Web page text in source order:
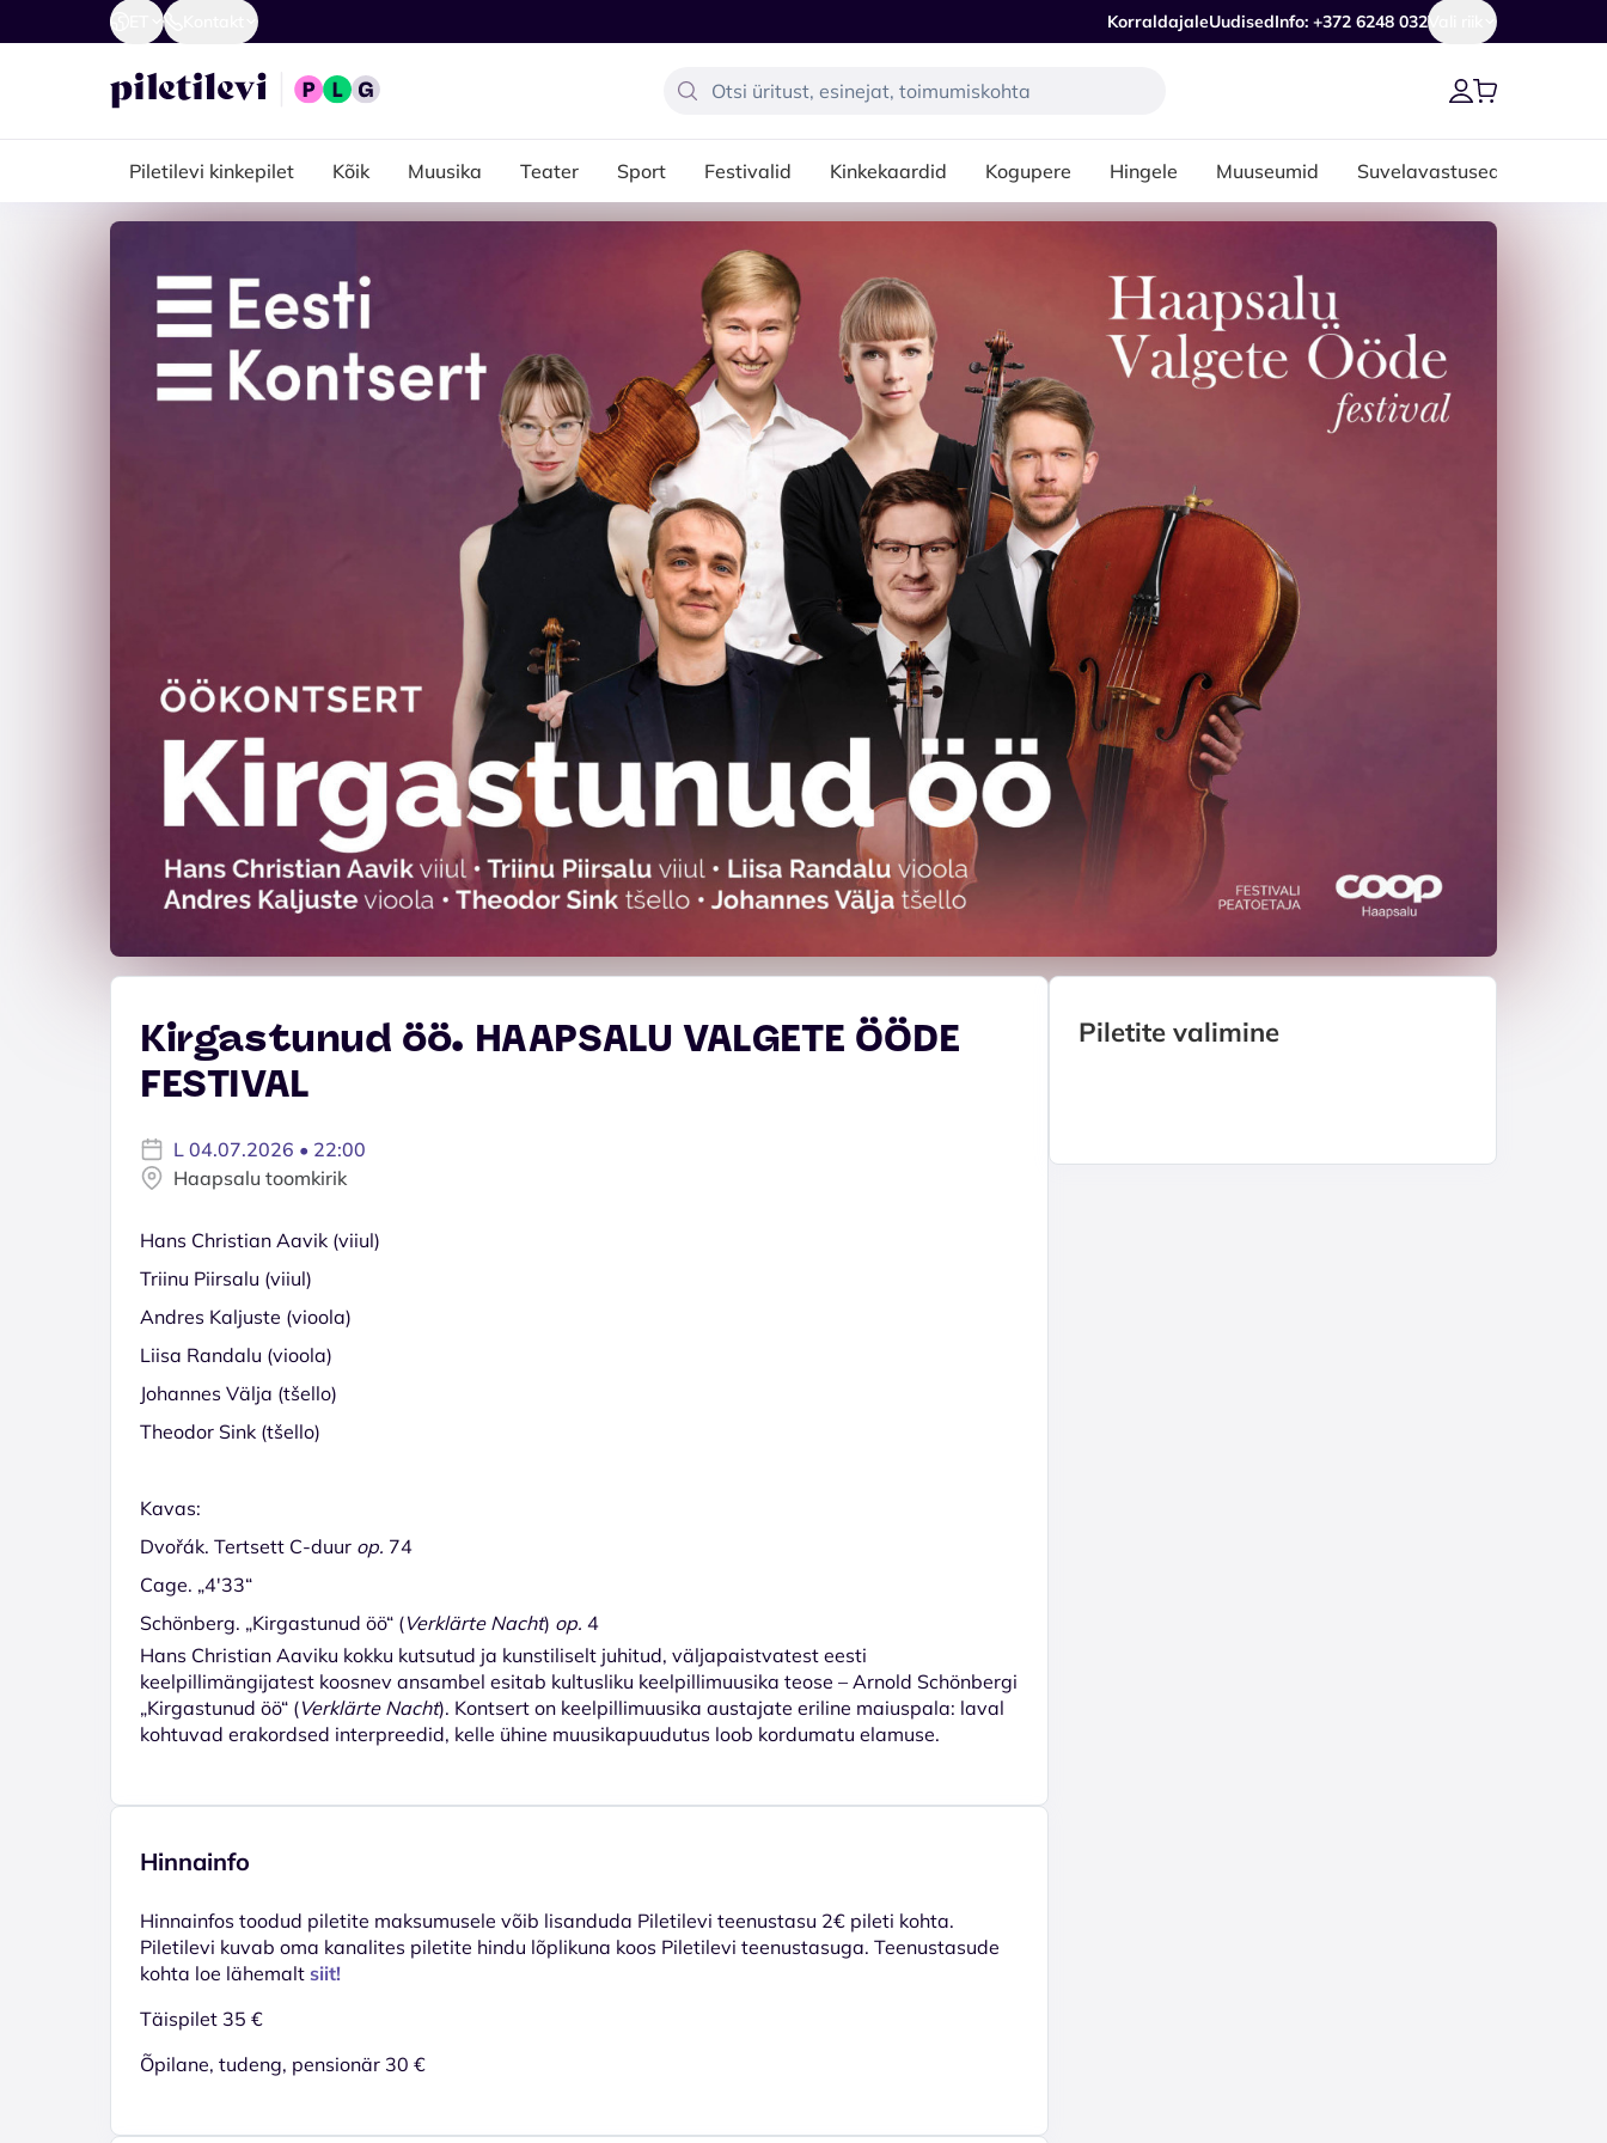
KorraldajaleUudisedInfo: +372 6248 032Vali riik
Piletilevi kinkepilet Kõik Muusika Teater Sport Festivalid Kinkekaardid Kogupere Hingele Muuseumid Suvelavastused
Kirgastunud öö. HAAPSALU VALGETE ÖÖDE
FESTIVAL
L 04.07.2026 • 22:00
Haapsalu toomkirik
Hans Christian Aavik (viiul)
Triinu Piirsalu (viiul)
Andres Kaljuste (vioola)
Liisa Randalu (vioola)
Johannes Välja (tšello)
Theodor Sink (tšello)
Kavas:
Dvořák. Tertsett C-duur op. 74
Cage. „4′33“
Schönberg. „Kirgastunud öö“ (Verklärte Nacht) op. 4
Hans Christian Aaviku kokku kutsutud ja kunstiliselt juhitud, väljapaistvatest eesti
keelpillimängijatest koosnev ansambel esitab kultusliku keelpillimuusika teose – Arnold Schönbergi
„Kirgastunud öö“ (Verklärte Nacht). Kontsert on keelpillimuusika austajate eriline maiuspala: laval
kohtuvad erakordsed interpreedid, kelle ühine muusikapuudutus loob kordumatu elamuse.
Hinnainfo
Hinnainfos toodud piletite maksumusele võib lisanduda Piletilevi teenustasu 2€ pileti kohta.
Piletilevi kuvab oma kanalites piletite hindu lõplikuna koos Piletilevi teenustasuga. Teenustasude
kohta loe lähemalt siit!
Täispilet 35 €
Õpilane, tudeng, pensionär 30 €
Piletite valimine